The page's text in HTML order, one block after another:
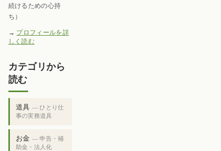
続けるための心持
ち）
→ プロフィールを詳
しく読む
カテゴリから
読む
道具 — ひとり仕
事の実務道具
お金 — 申告・補
助金・法人化